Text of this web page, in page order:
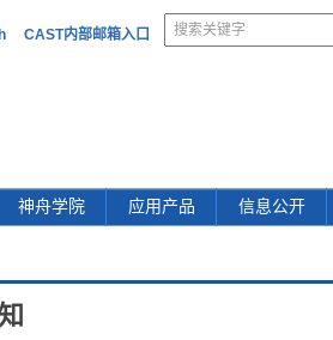
CAST内部邮箱入口
神舟学院 应用产品 信息公开